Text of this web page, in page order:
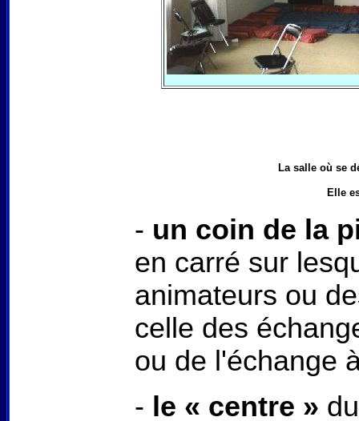
La salle où se
Elle
- un coin de la
en carré sur
animateurs ou
celle des
ou de l'échange
- le « centre »